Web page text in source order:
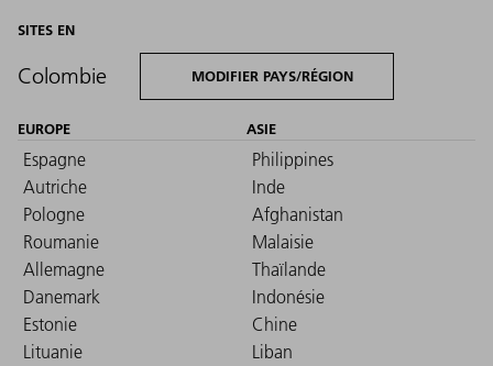
SITES EN
Colombie MODIFIER PAYS/RÉGION
EUROPE
Espagne
Autriche
Pologne
Roumanie
Allemagne
Danemark
Estonie
Lituanie
ASIE
Philippines
Inde
Afghanistan
Malaisie
Thaïlande
Indonésie
Chine
Liban